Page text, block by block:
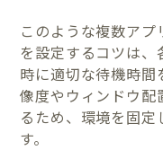
このような複数ア
を設定するコツは
時に適切な待機時間
像度やウィンドウ配
るため、環境を固
す。